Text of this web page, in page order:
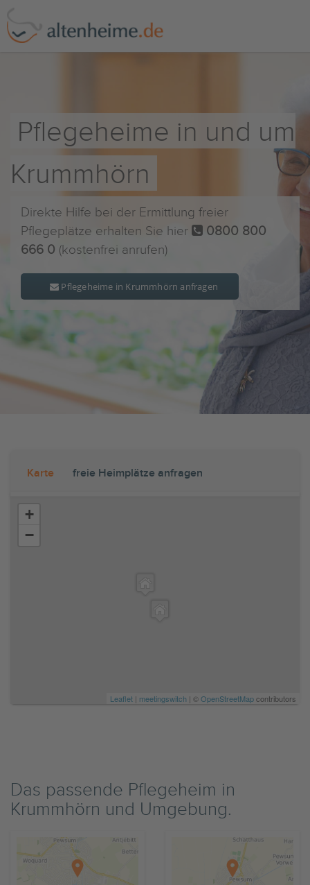
Pflegeheime in und um
Krummhörn
Direkte Hilfe bei der Ermittlung freier
Pflegeplätze erhalten Sie hier
0800 800
666 0 (kostenfrei anrufen)
Pflegeheime in Krummhörn anfragen
Karte freie Heimplätze anfragen
+
−
Leaflet | meetingswitch | ©OpenStreetMapcontributors
Das passende Pflegeheim in
Krummhörn und Umgebung.